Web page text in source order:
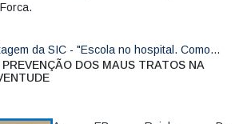
da SIC - "Escola no hospital. Como...
DOS MAUS TRATOS NA